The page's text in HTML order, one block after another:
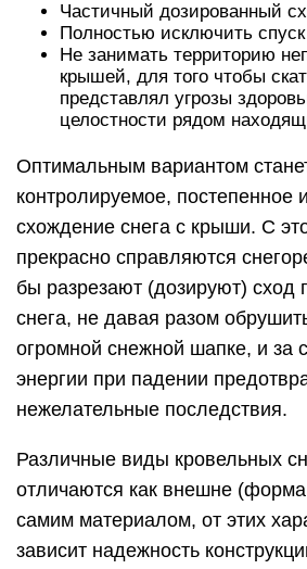
Частичный дозированный
Полностью исключить
Не занимать территорию
крышей, для того чтобы
представлял угрозы
целостности рядом
Оптимальным вариантом
контролируемое, постепенное
схождение снега с крыши. С
прекрасно справляются
бы разрезают (дозируют) сход
снега, не давая разом
огромной снежной шапке, и за
энергии при падении
нежелательные последствия.
Различные виды кровельных
отличаются как внешне
самим материалом, от этих
зависит надежность